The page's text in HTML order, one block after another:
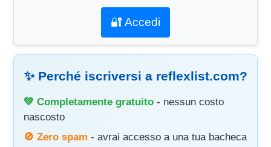
🔐 Accedi
✨ Perché iscriversi a reflexlist.com?
💚 Completamente gratuito - nessun costo
nascosto
🚫 Zero spam - avrai accesso a una tua bacheca